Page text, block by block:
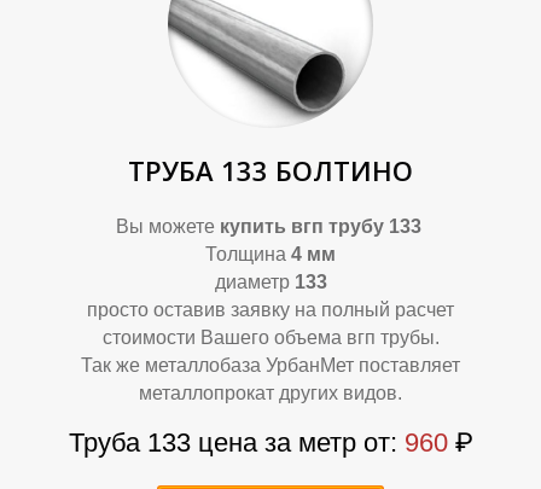
О
ТРУБА 133 БОЛТИНО
Вы можете купить вгп трубу 133
Толщина 4 мм
диаметр133
просто оставив заявку на полный расчет
стоимости Вашего объема вгп трубы.
Так же металлобаза УрбанМет поставляет
металлопрокат других видов.
Труба 133 цена за метр от: 960 ₽
О